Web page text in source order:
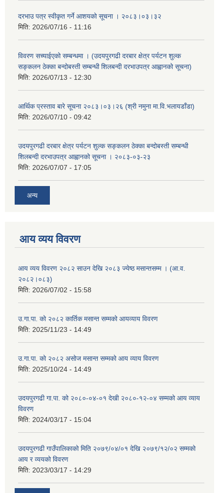
दरभाउ पत्र स्वीकृत गर्ने आशयको सूचना । २०८३।०३।३२
मिति: 2026/07/16 - 11:16
विवरण सच्याईएको सम्बन्धमा । (उदयपुरगढी दरबार क्षेत्र पर्यटन शुल्क
सङ्कलन ठेक्का बन्दोबस्ती सम्बन्धी शिलबन्दी दरभाउपत्र आह्वानको सूचना)
मिति: 2026/07/13 - 12:30
आर्थिक प्रस्ताव बारे सूचना २०८३।०३।२६ (श्री नमुना मा.वि.भलायडाँडा)
मिति: 2026/07/10 - 09:42
उदयपुरगढी दरबार क्षेत्र पर्यटन शुल्क सङ्कलन ठेक्का बन्दोबस्ती सम्बन्धी
शिलबन्दी दरभाउपत्र आह्वानको सूचना । २०८३-०३-२३
मिति: 2026/07/07 - 17:05
अन्य
आय व्यय विवरण
आय व्यय विवरण २०८२ साउन देखि २०८३ ज्येष्ठ मसान्तसम्म । (आ.व.
२०८२।०८३)
मिति: 2026/07/02 - 15:58
उ.गा.पा. को २०८२ कार्तिक मसान्त सम्मको आयव्याय विवरण
मिति: 2025/11/23 - 14:49
उ.गा.पा. को २०८२ असोज मसान्त सम्मको आय व्याय विवरण
मिति: 2025/10/24 - 14:49
उदयपुरगढी गा.पा. को २०८०-०४-०१ देखी २०८०-१२-०४ सम्मको आय व्याय
विवरण
मिति: 2024/03/17 - 15:04
उदयपुरगढी गाउँपालिकाको मिति २०७९/०४/०१ देखि २०७९/१२/०२ सम्मको
आय र व्ययको विवरण
मिति: 2023/03/17 - 14:29